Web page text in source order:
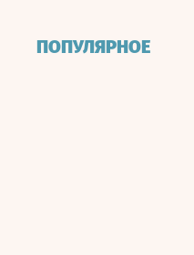
ПОПУЛЯРНОЕ